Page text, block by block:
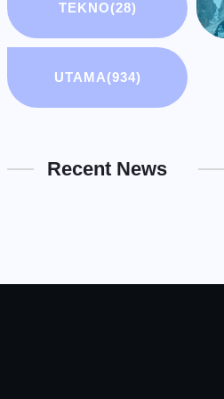
TEKNO(28)
UTAMA(934)
Recent News